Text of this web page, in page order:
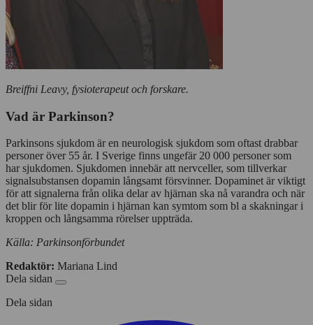
Breiffni Leavy, fysioterapeut och forskare.
Vad är Parkinson?
Parkinsons sjukdom är en neurologisk sjukdom som oftast drabbar
personer över 55 år. I Sverige finns ungefär 20 000 personer som
har sjukdomen. Sjukdomen innebär att nervceller, som tillverkar
signalsubstansen dopamin långsamt försvinner. Dopaminet är viktigt
för att signalerna från olika delar av hjärnan ska nå varandra och när
det blir för lite dopamin i hjärnan kan symtom som bl a skakningar i
kroppen och långsamma rörelser uppträda.
Källa: Parkinsonförbundet
Redaktör: Mariana Lind
Dela sidan
Dela sidan